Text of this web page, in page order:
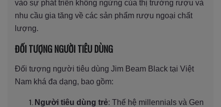
vào sự phát triển không ngừng của thị trường rượu và
nhu cầu gia tăng về các sản phẩm rượu ngoại chất
lượng.
ĐỐI TƯỢNG NGƯỜI TIÊU DÙNG
Đối tượng người tiêu dùng Jim Beam Black tại Việt
Nam khá đa dạng, bao gồm:
Người tiêu dùng trẻ: Thế hệ millennials và Gen